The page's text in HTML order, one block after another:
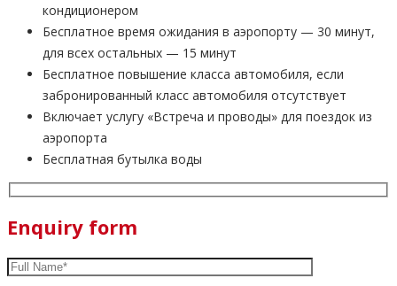
кондиционером
Бесплатное время ожидания в аэропорту — 30 минут,
для всех остальных — 15 минут
Бесплатное повышение класса автомобиля, если
забронированный класс автомобиля отсутствует
Включает услугу «Встреча и проводы» для поездок из
аэропорта
Бесплатная бутылка воды
Enquiry form